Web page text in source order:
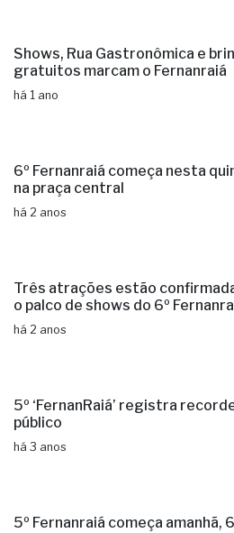
Shows, Rua Gastronômica e
gratuitos marcam o Fernanraiá
há 1 ano
6º Fernanraiá começa nesta
na praça central
há 2 anos
Três atrações estão
o palco de shows do 6º
há 2 anos
5º ‘FernanRaiá’ registra
público
há 3 anos
5º Fernanraiá começa amanhã,